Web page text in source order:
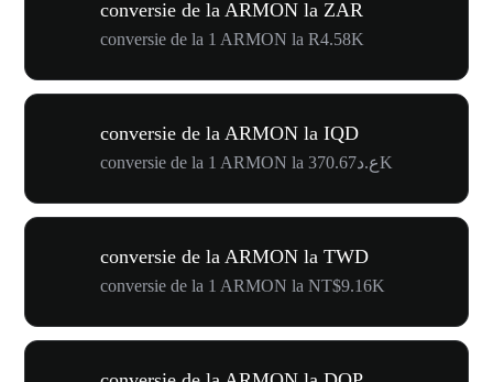
conversie de la ARMON la ZAR
conversie de la 1 ARMON la R4.58K
conversie de la ARMON la IQD
conversie de la 1 ARMON la ع.د370.67K
conversie de la ARMON la TWD
conversie de la 1 ARMON la NT$9.16K